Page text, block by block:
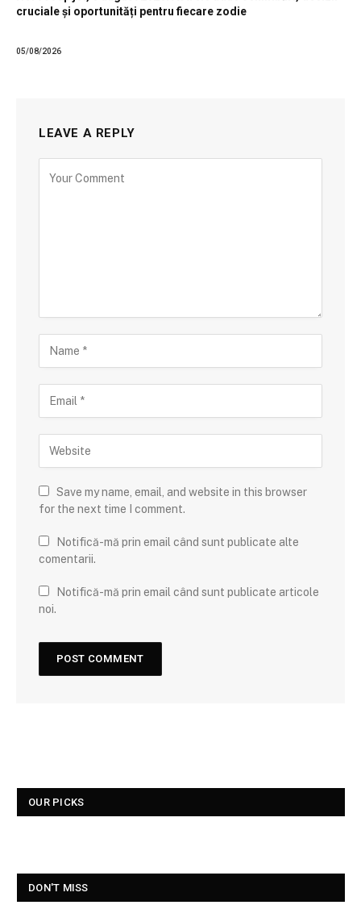
cruciale și oportunități pentru fiecare zodie
05/08/2026
LEAVE A REPLY
Save my name, email, and website in this browser
for the next time I comment.
Notifică-mă prin email când sunt publicate alte
comentarii.
Notifică-mă prin email când sunt publicate articole
noi.
OUR PICKS
DON'T MISS